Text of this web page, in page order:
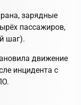
зарядные
пассажиров,
шаг).
движение
инцидента с